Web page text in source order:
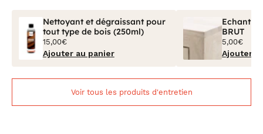
Nettoyant et dégraissant pour
tout type de bois (250ml)
15,00€
Ajouter au panier
BRUT
5,00€
Ajouter
Voir tous les produits d'entretien